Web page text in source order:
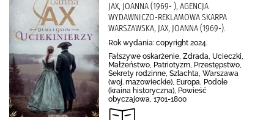
JAX, JOANNA (1969- ), AGENCJA
WYDAWNICZO-REKLAMOWA SKARPA
WARSZAWSKA, JAX, JOANNA (1969-).
Rok wydania: copyright 2024.
Fałszywe oskarżenie, Zdrada, Ucieczki,
Małżeństwo, Patriotyzm, Przestępstwo,
Sekrety rodzinne, Szlachta, Warszawa
(woj. mazowieckie), Europa, Podole
(kraina historyczna), Powieść
obyczajowa, 1701-1800